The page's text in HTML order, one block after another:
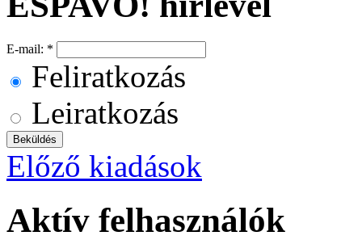
E-mail: *
Feliratkozás
Leiratkozás
Előző kiadások
Aktív felhasználók